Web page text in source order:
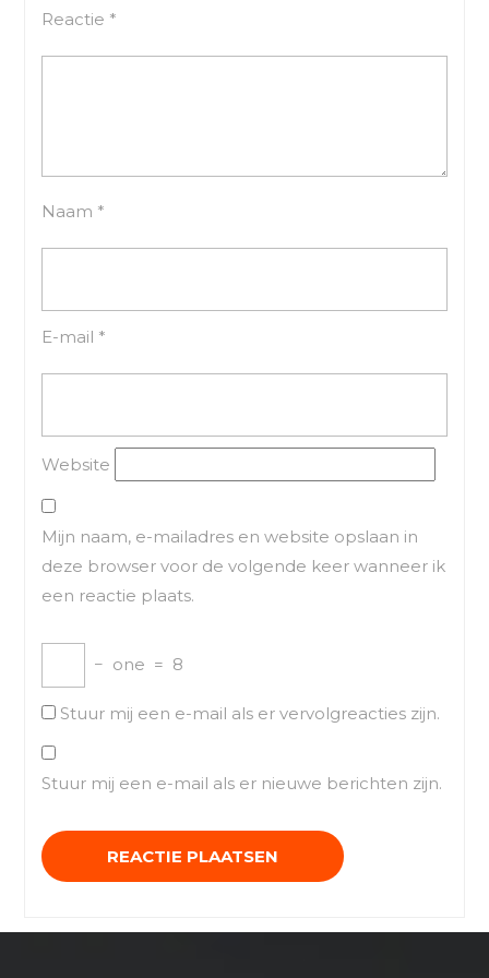
Reactie *
Naam *
E-mail *
Website
Mijn naam, e-mailadres en website opslaan in
deze browser voor de volgende keer wanneer ik
een reactie plaats.
− one = 8
Stuur mij een e-mail als er vervolgreacties zijn.
Stuur mij een e-mail als er nieuwe berichten zijn.